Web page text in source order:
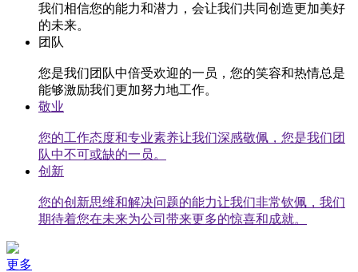
我们相信您的能力和潜力，会让我们共同创造更加美好
的未来。
团队
您是我们团队中倍受欢迎的一员，您的笑容和热情总是
能够激励我们更加努力地工作。
敬业
您的工作态度和专业素养让我们深感敬佩，您是我们团
队中不可或缺的一员。
创新
您的创新思维和解决问题的能力让我们非常钦佩，我们
期待着您在未来为公司带来更多的惊喜和成就。
更多